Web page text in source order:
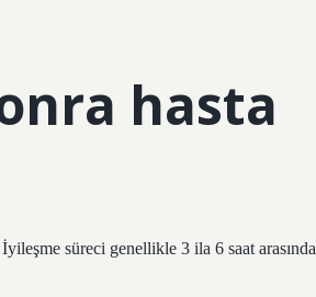
hasta
süreci genellikle 3 ila 6 saat arasında